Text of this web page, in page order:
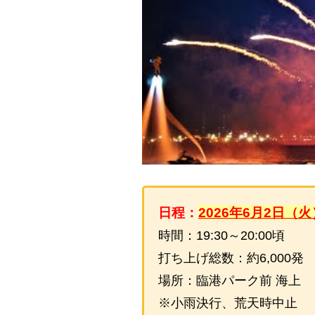
日程： 2026年6月2日（火
時間：19:30～20:00頃
打ち上げ総数：約6,000発
場所：臨港パーク前 海上
※小雨決行、荒天時中止